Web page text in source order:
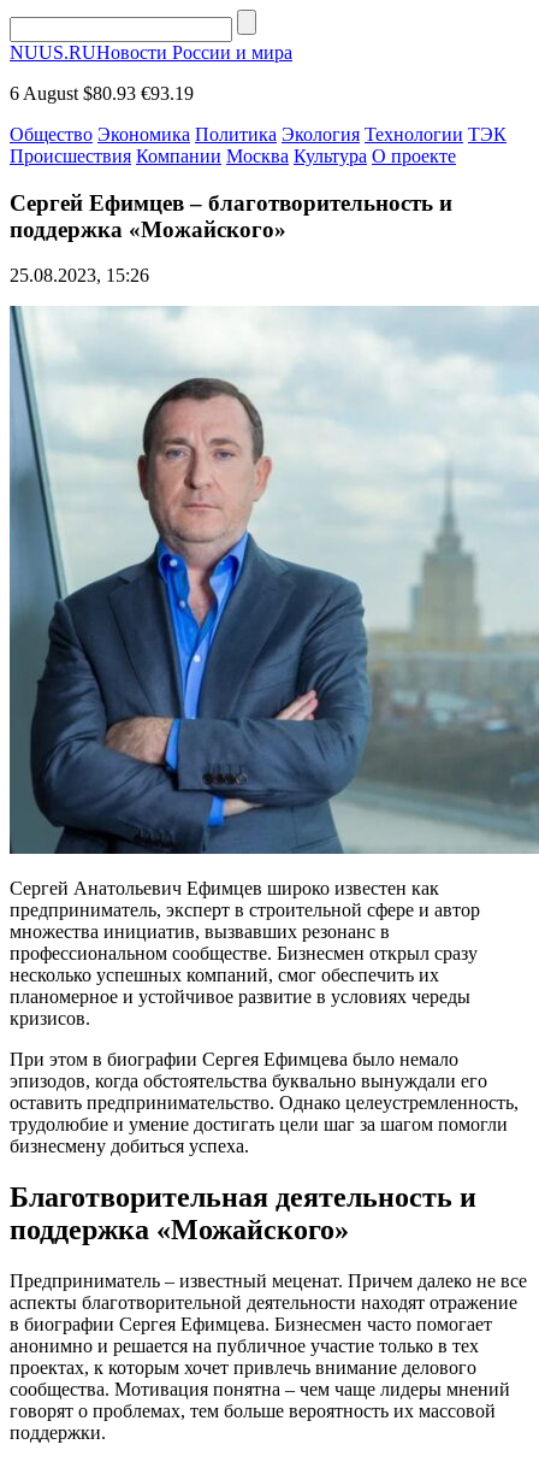
NUUS.RUНовости России и мира
6 August $80.93 €93.19
Общество Экономика Политика Экология Технологии ТЭК
Происшествия Компании Москва Культура О проекте
Сергей Ефимцев – благотворительность и
поддержка «Можайского»
25.08.2023, 15:26
Сергей Анатольевич Ефимцев широко известен как
предприниматель, эксперт в строительной сфере и автор
множества инициатив, вызвавших резонанс в
профессиональном сообществе. Бизнесмен открыл сразу
несколько успешных компаний, смог обеспечить их
планомерное и устойчивое развитие в условиях череды
кризисов.
При этом в биографии Сергея Ефимцева было немало
эпизодов, когда обстоятельства буквально вынуждали его
оставить предпринимательство. Однако целеустремленность,
трудолюбие и умение достигать цели шаг за шагом помогли
бизнесмену добиться успеха.
Благотворительная деятельность и
поддержка «Можайского»
Предприниматель – известный меценат. Причем далеко не все
аспекты благотворительной деятельности находят отражение
в биографии Сергея Ефимцева. Бизнесмен часто помогает
анонимно и решается на публичное участие только в тех
проектах, к которым хочет привлечь внимание делового
сообщества. Мотивация понятна – чем чаще лидеры мнений
говорят о проблемах, тем больше вероятность их массовой
поддержки.